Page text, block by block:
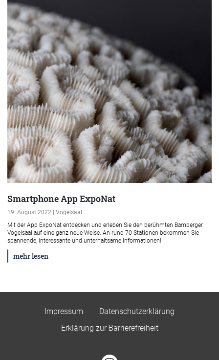
Smartphone App ExpoNat
19. August 2022 | Vogelsaal
Mit der App ExpoNat entdecken und erleben Sie den berühmten Bamberger
Vogelsaal auf eine ganz neue Weise. An rund 70 Stationen bekommen Sie
spannende, interessante und unterhaltsame Informationen!
mehr lesen
Impressum
Datenschutzerklärung
Erklärung zur Barrierefreiheit